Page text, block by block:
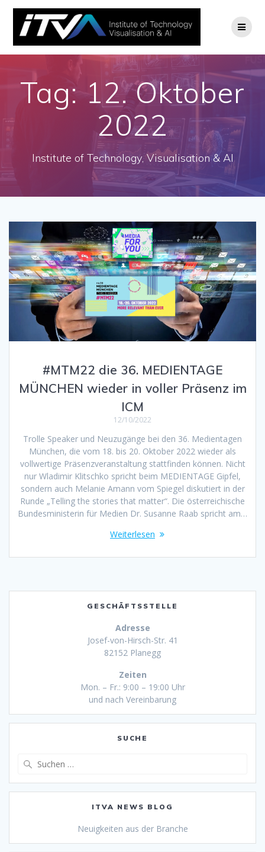
Zum
Inhalt
springen
Tag:12. Oktober
2022
Institute of Technology, Visualisation & AI
#MTM22 die 36. MEDIENTAGE
MÜNCHEN wieder in voller Präsenz im
ICM
12/10/2022
Trolle Speaker und Neuzugänge bei den 36. Medientagen
München, die vom 18. bis 20. Oktober 2022 wieder als
vollwertige Präsenzveranstaltung stattfinden können. Nicht
nur Wladimir Klitschko spricht beim MEDIENTAGE Gipfel,
sondern auch Melanie Amann vom Spiegel diskutiert in der
Runde „Telling the stories that matter“. Die österreichische
Bundesministerin für Medien Dr. Susanne Raab spricht am…
Weiterlesen
GESCHÄFTSSTELLE
Adresse
Josef-von-Hirsch-Str. 41
82152 Planegg
Zeiten
Mon. – Fr.: 9:00 – 19:00 Uhr
und nach Vereinbarung
SUCHE
ITVA NEWS BLOG
Neuigkeiten aus der Branche